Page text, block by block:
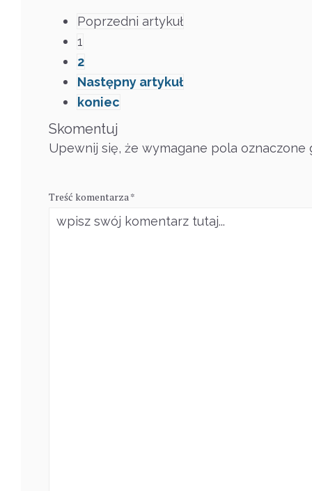
Poprzedni artykuł
1
2
Następny artykuł
koniec
Skomentuj
Upewnij się, że wymagane pola oznaczone
Treść komentarza *